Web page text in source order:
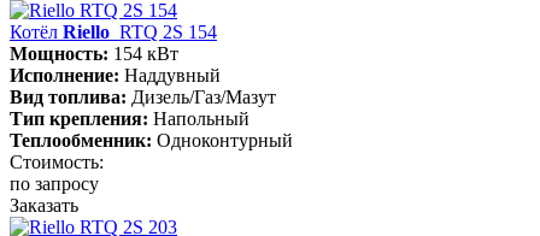
Котёл Riello RTQ 2S 154
Мощность: 154 кВт
Исполнение: Наддувный
Вид топлива: Дизель/Газ/Мазут
Тип крепления: Напольный
Теплообменник: Одноконтурный
Стоимость:
по запросу
Заказать